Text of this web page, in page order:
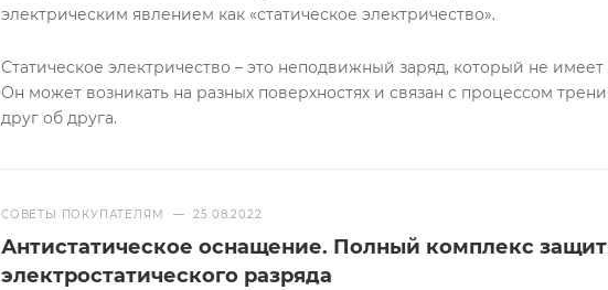
электрическим явлением как «статическое электричество».
Статическое электричество – это неподвижный заряд, который не
Он может возникать на разных поверхностях и связан с процессом
друг об друга.
СОВЕТЫ ПОКУПАТЕЛЯМ — 25.08.2022
Антистатическое оснащение. Полный комплекс
электростатического разряда